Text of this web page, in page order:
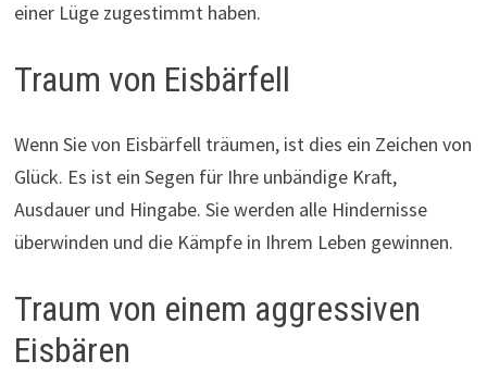
einer Lüge zugestimmt haben.
Traum von Eisbärfell
Wenn Sie von Eisbärfell träumen, ist dies ein Zeichen von
Glück. Es ist ein Segen für Ihre unbändige Kraft,
Ausdauer und Hingabe. Sie werden alle Hindernisse
überwinden und die Kämpfe in Ihrem Leben gewinnen.
Traum von einem aggressiven
Eisbären